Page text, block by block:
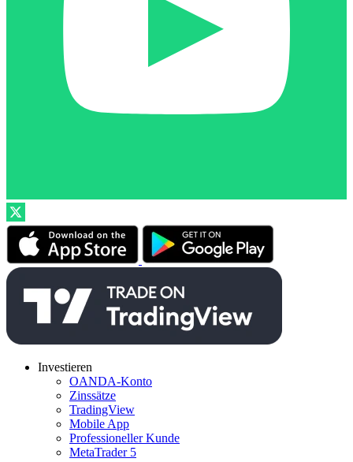
Investieren
OANDA-Konto
Zinssätze
TradingView
Mobile App
Professioneller Kunde
MetaTrader 5